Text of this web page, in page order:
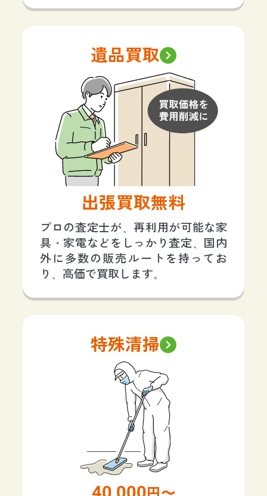
遺品買取
出張買取無料
プロの査定士が、再利用が可能な家
具・家電などをしっかり査定、国内
外に多数の販売ルートを持ってお
り、高価で買取します。
特殊清掃